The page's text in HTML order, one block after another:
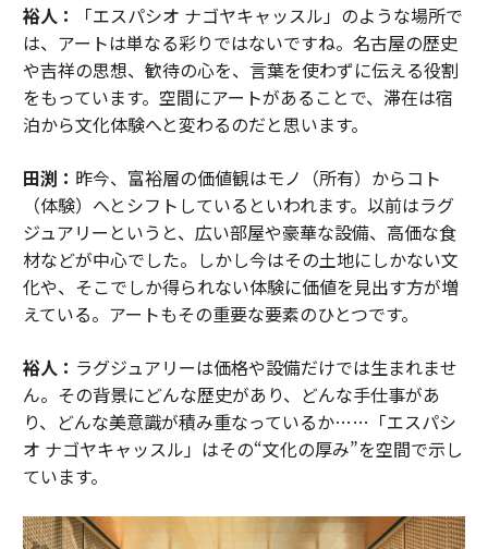
裕人：
「エスパシオ ナゴヤキャッスル」のような場所で
は、アートは単なる彩りではないですね。名古屋の歴史
や吉祥の思想、歓待の心を、言葉を使わずに伝える役割
をもっています。空間にアートがあることで、滞在は宿
泊から文化体験へと変わるのだと思います。
田渕： 昨今、富裕層の価値観はモノ（所有）からコト
（体験）へとシフトしているといわれます。以前はラグ
ジュアリーというと、広い部屋や豪華な設備、高価な食
材などが中心でした。しかし今はその土地にしかない文
化や、そこでしか得られない体験に価値を見出す方が増
えている。アートもその重要な要素のひとつです。
裕人： ラグジュアリーは価格や設備だけでは生まれませ
ん。その背景にどんな歴史があり、どんな手仕事があ
り、どんな美意識が積み重なっているか……「エスパシ
オ ナゴヤキャッスル」はその“文化の厚み”を空間で示し
ています。